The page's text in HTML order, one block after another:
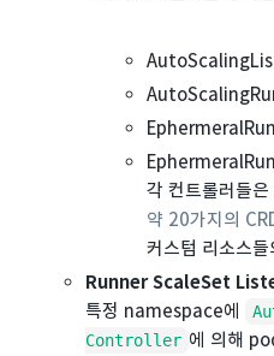
각 컨트롤러들
약 20가지의
커스텀 리소스
Runner ScaleSet
특정 namespace에
Controller 에 의해